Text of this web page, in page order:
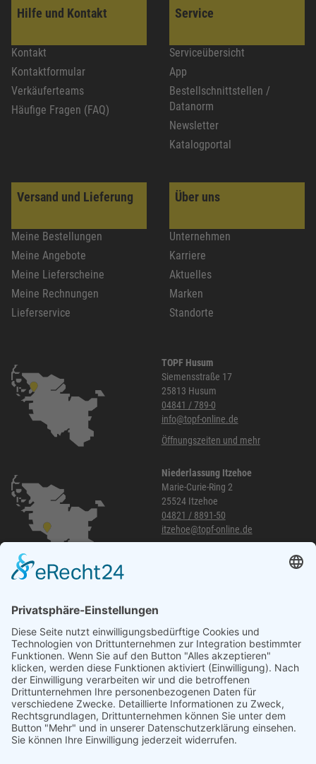
Hilfe und Kontakt
Kontakt
Kontaktformular
Verkäuferteams
Häufige Fragen (FAQ)
Service
Serviceübersicht
App
Bestellschnittstellen /
Datanorm
Newsletter
Katalogportal
Versand und Lieferung
Meine Bestellungen
Meine Angebote
Meine Lieferscheine
Meine Rechnungen
Lieferservice
Über uns
Unternehmen
Karriere
Aktuelles
Marken
Standorte
TOPF Husum
Siemensstraße 17
25813 Husum
04841 / 789-0
info@topf-online.de
Öffnungszeiten und mehr
Niederlassung Itzehoe
Marie-Curie-Ring 2
25524 Itzehoe
04821 / 8891-50
itzehoe@topf-online.de
040 / 21 04 04 04-04
glinde@topf-online.de
Öffnungszeiten und mehr